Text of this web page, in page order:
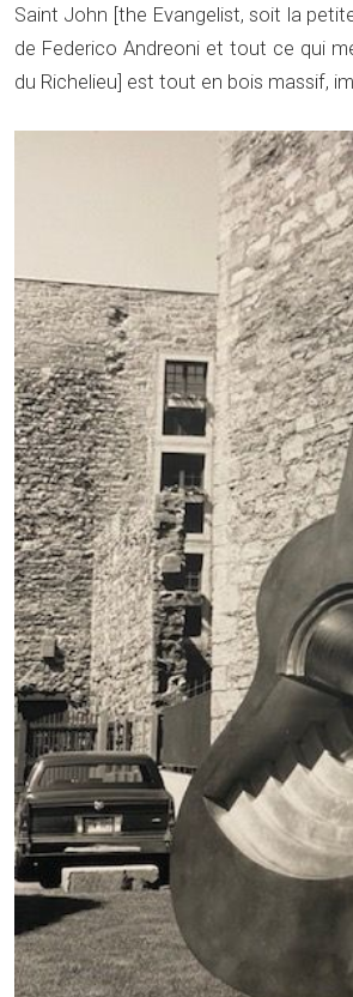
Saint John [the Evangelist, soit la
de Federico Andreoni et tout ce qui
du Richelieu] est tout en bois massif,